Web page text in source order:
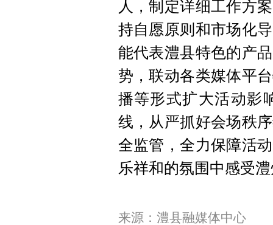
人，制定详细工作方
持自愿原则和市场化
能代表澧县特色的产
势，联动各类媒体平
播等形式扩大活动影
线，从严抓好会场秩
全监管，全力保障活
乐祥和的氛围中感受
来源：澧县融媒体中心